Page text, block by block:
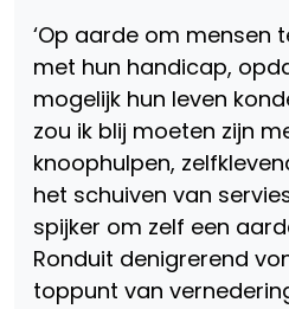
‘Op aarde om mensen
met hun handicap,
mogelijk hun leven
zou ik blij moeten zijn
knoophulpen,
het schuiven van
spijker om zelf een
Ronduit denigrerend
toppunt van